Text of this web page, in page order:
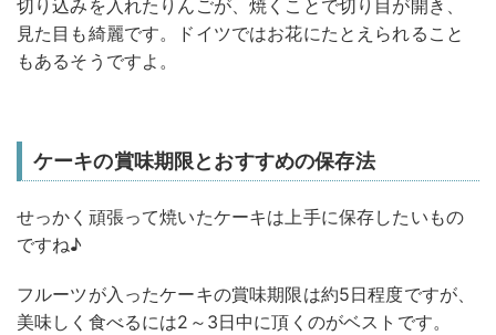
切り込みを入れたりんごが、焼くことで切り目が開き、
見た目も綺麗です。ドイツではお花にたとえられること
もあるそうですよ。
ケーキの賞味期限とおすすめの保存法
せっかく頑張って焼いたケーキは上手に保存したいもの
ですね♪
フルーツが入ったケーキの賞味期限は約5日程度ですが、
美味しく食べるには2～3日中に頂くのがベストです。